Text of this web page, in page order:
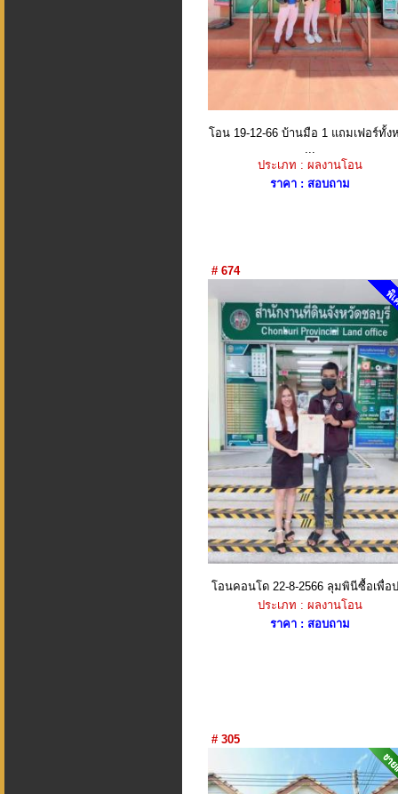
โอน 19-12-66 บ้านมือ 1 แถมเฟอร์ทั้ง
...
ประเภท : ผลงานโอน
ราคา : สอบถาม
# 674
โอนคอนโด 22-8-2566 ลุมพินีซื้อเพื่อ
ประเภท : ผลงานโอน
ราคา : สอบถาม
# 305